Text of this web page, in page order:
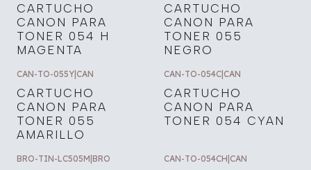
CARTUCHO
CANON PARA
TONER 054 H
MAGENTA
CARTUCHO
CANON PARA
TONER 055
NEGRO
CAN-TO-055Y CAN
CARTUCHO
CANON PARA
TONER 055
AMARILLO
CAN-TO-054C CAN
CARTUCHO
CANON PARA
TONER 054 CYAN
BRO-TIN-LC505M BRO CAN-TO-054CH CAN